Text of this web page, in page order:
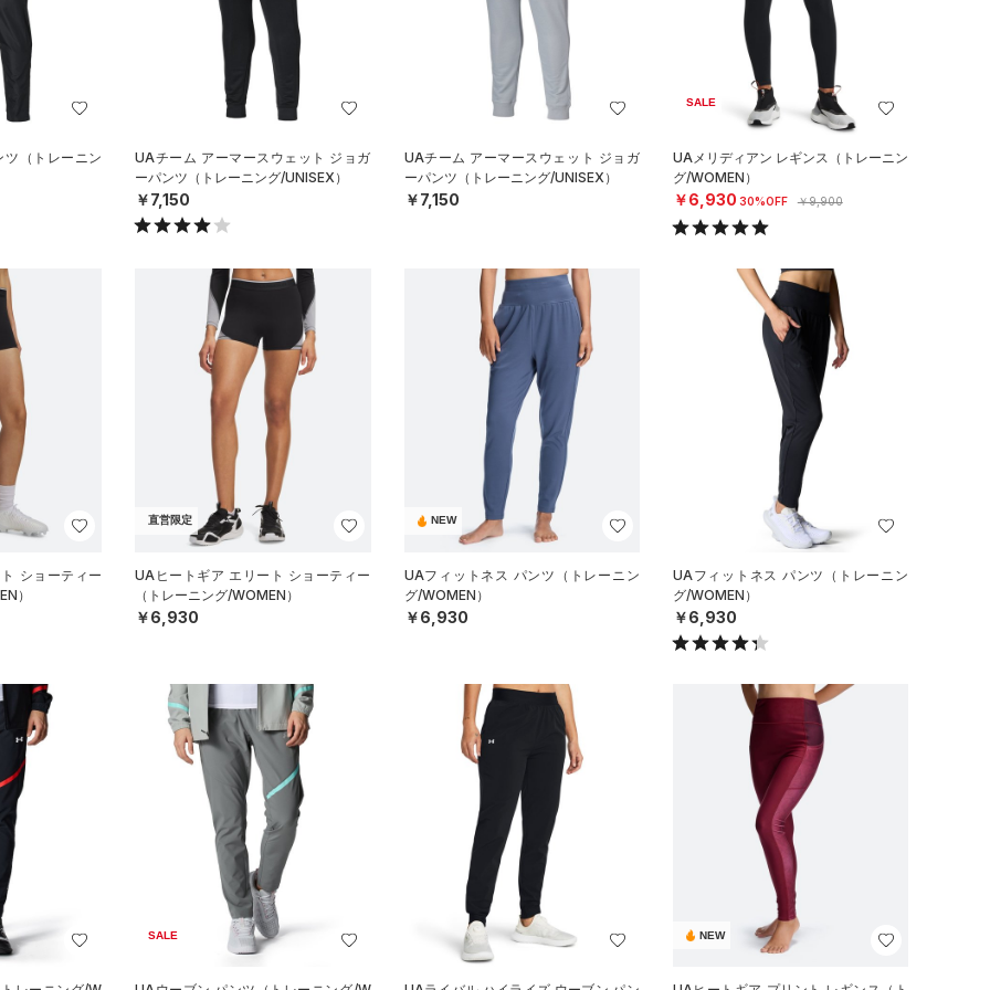
（トレーニン
UAチーム アーマースウェット ジョガ
ーパンツ（トレーニング/UNISEX）
￥7,150
UAチーム アーマースウェット ジョガ
ーパンツ（トレーニング/UNISEX）
￥7,150
SALE
UAメリディアン レギンス（トレーニン
グ/WOMEN）
￥6,930 30%OFF ￥9,900
ショーティー
）
直営限定
UAヒートギア エリート ショーティー
（トレーニング/WOMEN）
￥6,930
NEW
UAフィットネス パンツ（トレーニン
グ/WOMEN）
￥6,930
UAフィットネス パンツ（トレーニン
グ/WOMEN）
￥6,930
SALE NEW